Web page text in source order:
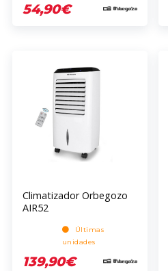
54,90€
Climatizador Orbegozo
AIR52
Últimas
unidades
139,90€